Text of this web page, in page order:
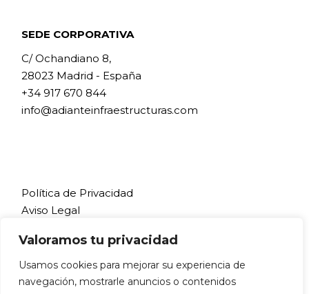
Valoramos tu privacidad
Usamos cookies para mejorar su experiencia de
navegación, mostrarle anuncios o contenidos
SEDE CORPORATIVA
C/ Ochandiano 8,
28023 Madrid - España
+34 917 670 844
info@adianteinfraestructuras.com
Política de Privacidad
Aviso Legal
Política Integrada